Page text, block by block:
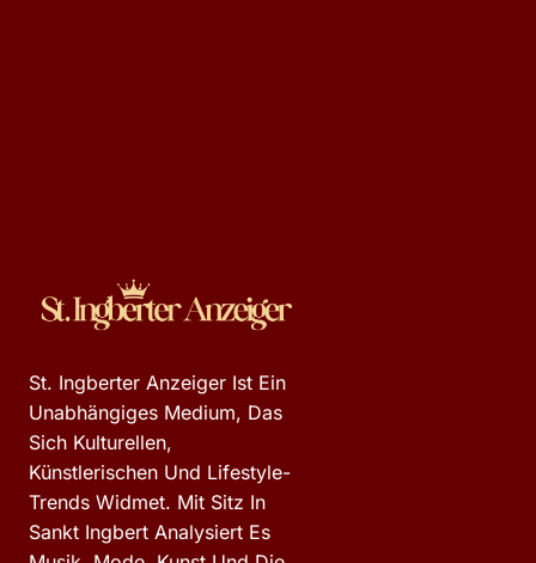
St. Ingberter Anzeiger Ist Ein
Unabhängiges Medium, Das
Sich Kulturellen,
Künstlerischen Und Lifestyle-
Trends Widmet. Mit Sitz In
Sankt Ingbert Analysiert Es